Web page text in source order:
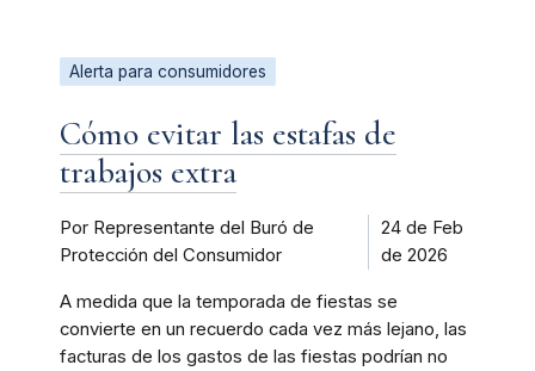
Alerta para consumidores
Cómo evitar las estafas de
trabajos extra
Por Representante del Buró de
Protección del Consumidor
24 de Feb
de 2026
A medida que la temporada de fiestas se
convierte en un recuerdo cada vez más lejano, las
facturas de los gastos de las fiestas podrían no